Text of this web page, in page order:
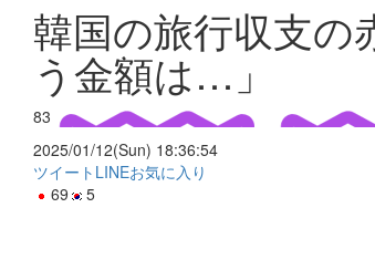
韓国の旅行収支の
う金額は…」
83
2025/01/12(Sun) 18:36:54
ツイート LINEお気に入り
69
5